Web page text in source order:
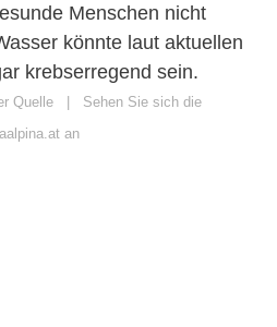
Menschen nicht
könnte laut aktuellen
krebserregend sein.
Quelle | Sehen Sie sich die
an